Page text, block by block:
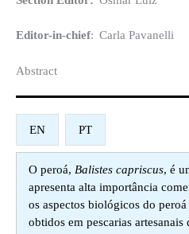
Editor-in-chief: Carla Pavanelli
Abstract​
EN PT
O peroá, Balistes capriscus, é
apresenta alta importância
os aspectos biológicos do
obtidos em pescarias